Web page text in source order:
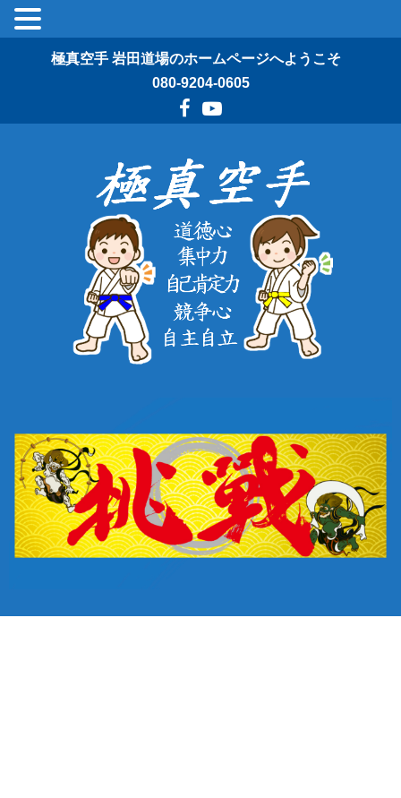
極真空手 岩田道場のホームページへようこそ
080-9204-0605